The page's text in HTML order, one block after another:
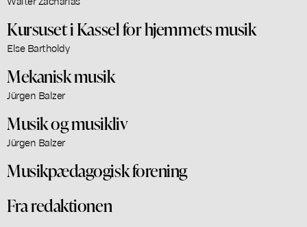
Kursuset i Kassel for hjemmets musik
Else Bartholdy
Mekanisk musik
Jürgen Balzer
Musik og musikliv
Jürgen Balzer
Musikpædagogisk forening
Fra redaktionen